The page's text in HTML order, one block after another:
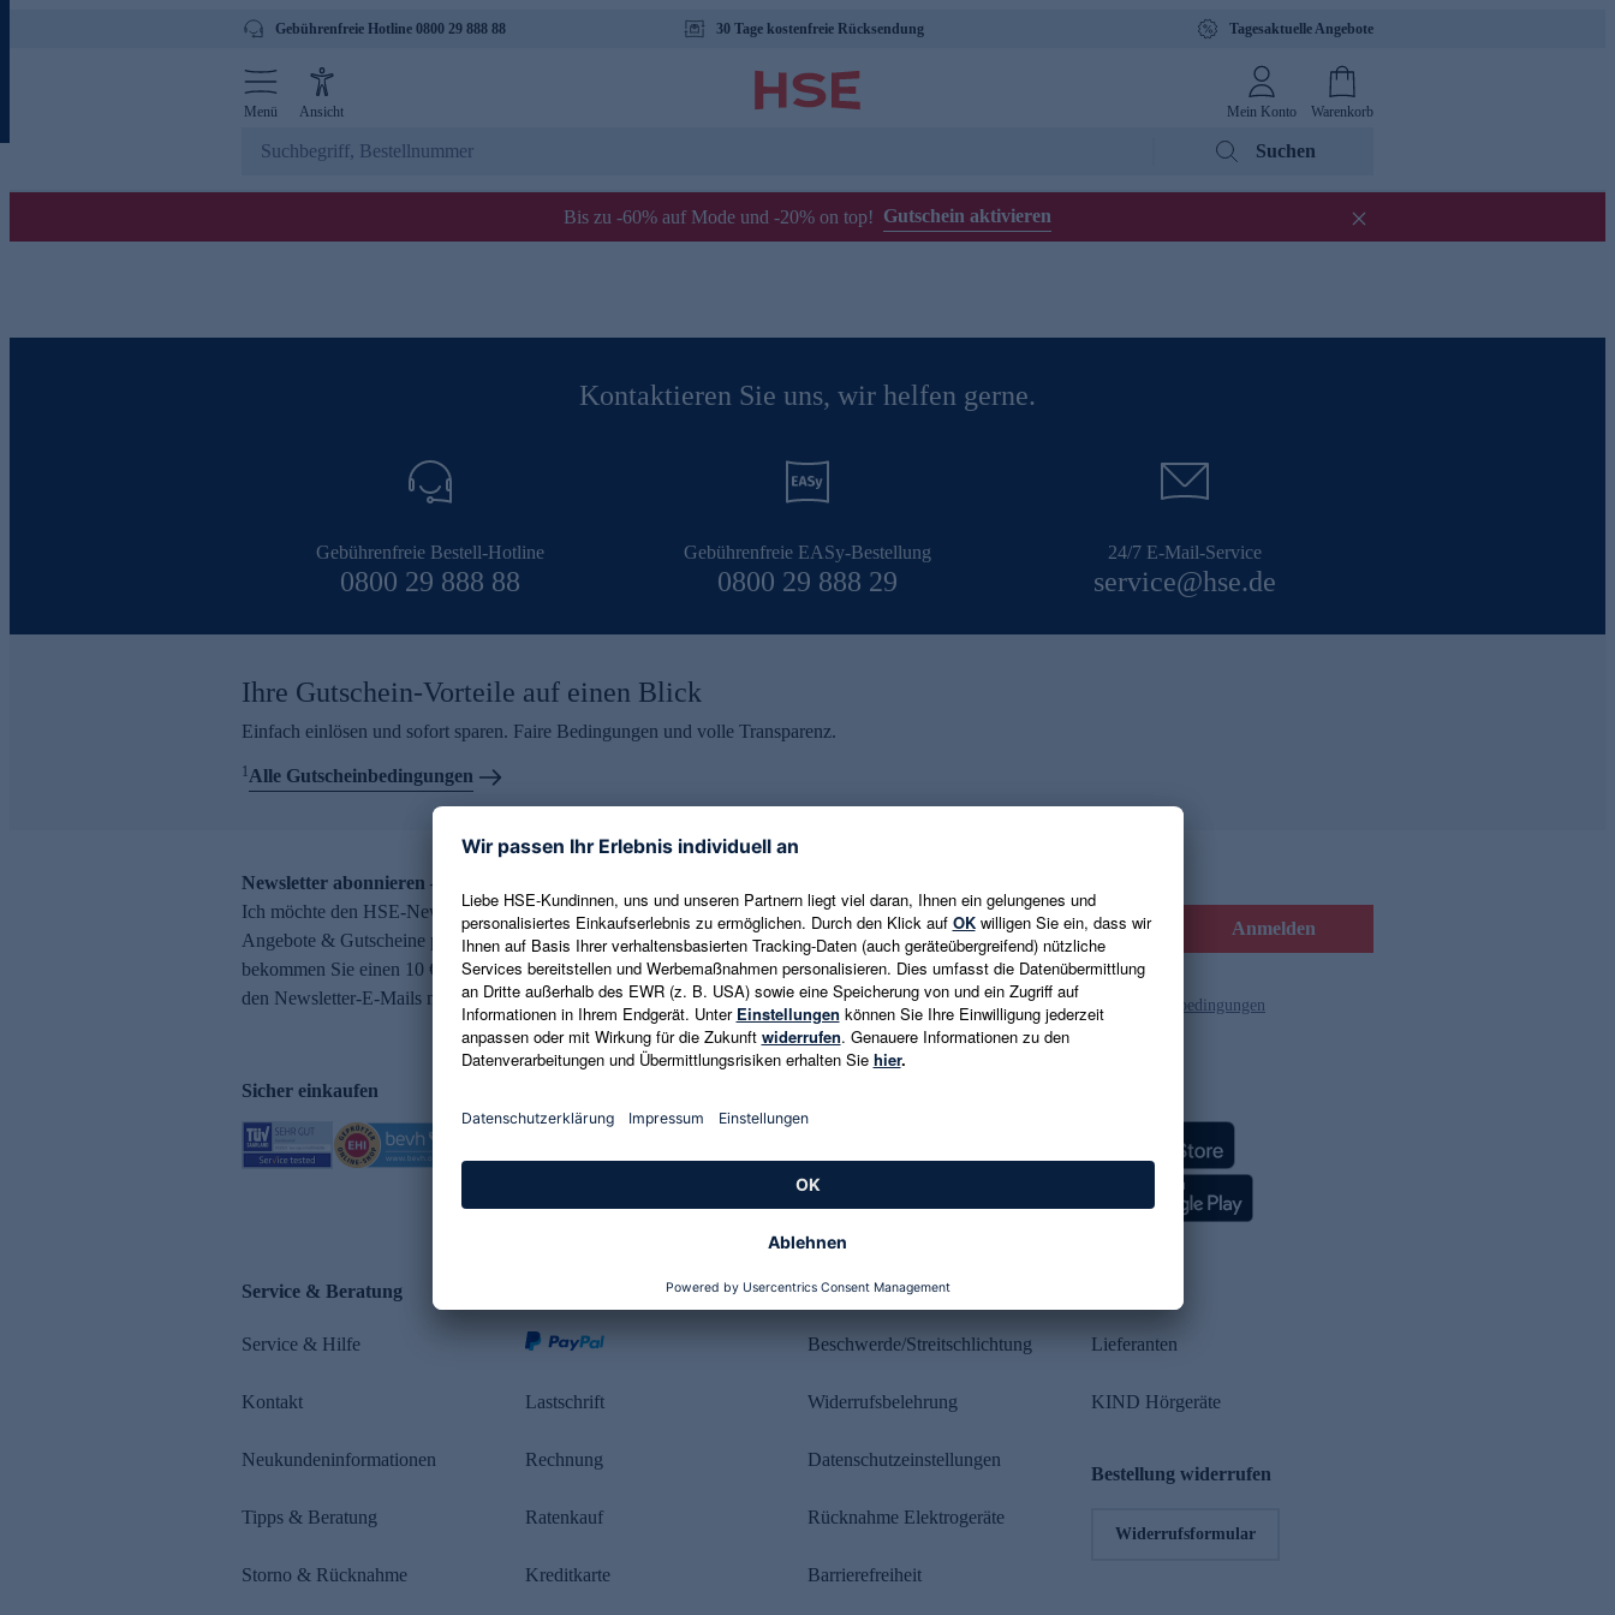
Gebührenfreie Hotline 0800 29 888 88 30 Tage kostenfreie Rücksendung Tagesaktuelle Angebote
Menü Ansicht Mein Konto Warenkorb
Suchen
Bis zu -60% auf Mode und -20% on top! Gutschein aktivieren
Kontaktieren Sie uns, wir helfen gerne.
Gebührenfreie Bestell-Hotline
0800 29 888 88
Gebührenfreie EASy-Bestellung
0800 29 888 29
24/7 E-Mail-Service
service@hse.de
Ihre Gutschein-Vorteile auf einen Blick
Einfach einlösen und sofort sparen. Faire Bedingungen und volle Transparenz.
1Alle Gutscheinbedingungen
Newsletter abonnieren – 10 € Gutschein erhalten
Ich möchte den HSE-Newsletter abonnieren und aktuelle Trends,
Angebote & Gutscheine per E-Mail erhalten. Als Dankeschön
bekommen Sie einen 10 € Gutschein. Eine Abmeldung ist jederzeit in
den Newsletter-E-Mails möglich.
E-Mail-Adresse eingeben Anmelden
Es gelten die Datenschutzrichtlinien und die Gutscheinbedingungen
Sicher einkaufen
Service & Beratung
Service & Hilfe
Kontakt
Neukundeninformationen
Tipps & Beratung
Storno & Rücknahme
Lastschrift
Rechnung
Ratenkauf
Kreditkarte
Rechtliches
Beschwerde/Streitschlichtung
Widerrufsbelehrung
Datenschutzeinstellungen
Rücknahme Elektrogeräte
Barrierefreiheit
Lieferanten
KIND Hörgeräte
Bestellung widerrufen
Widerrufsformular